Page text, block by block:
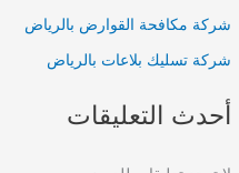
شركة مكافحة القوارض بالرياض
شركة تسليك بلاعات بالرياض
أحدث التعليقات